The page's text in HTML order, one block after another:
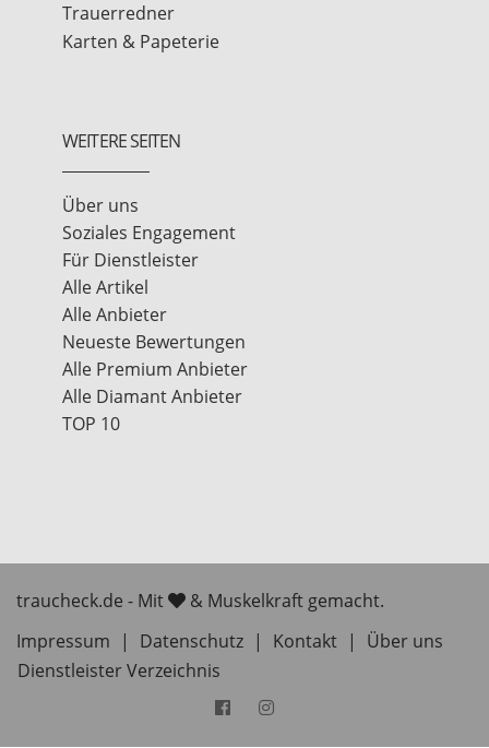
Trauerredner
Karten & Papeterie
WEITERE SEITEN
Über uns
Soziales Engagement
Für Dienstleister
Alle Artikel
Alle Anbieter
Neueste Bewertungen
Alle Premium Anbieter
Alle Diamant Anbieter
TOP 10
traucheck.de - Mit
& Muskelkraft gemacht.
Impressum
| Datenschutz | Kontakt |
Über uns
Dienstleister Verzeichnis